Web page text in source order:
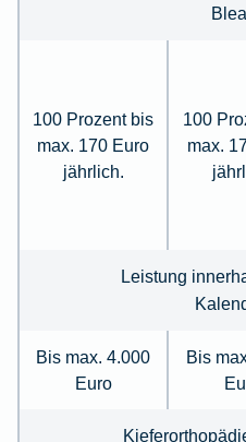
100 Prozent bis
max. 170 Euro
jährlich.
100
max.
Leistung
Bis max. 4.000
Euro
Bis